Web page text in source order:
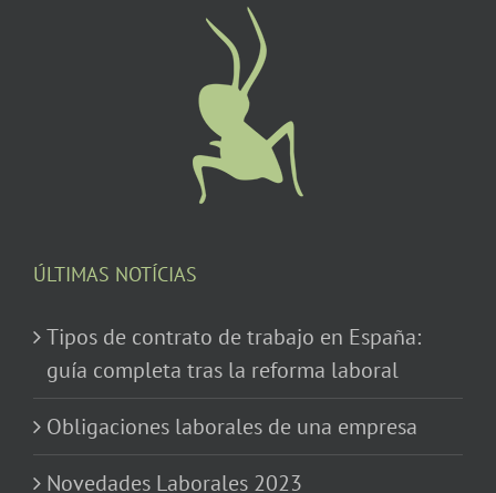
ÚLTIMAS NOTÍCIAS
Tipos de contrato de trabajo en España:
guía completa tras la reforma laboral
Obligaciones laborales de una empresa
Novedades Laborales 2023